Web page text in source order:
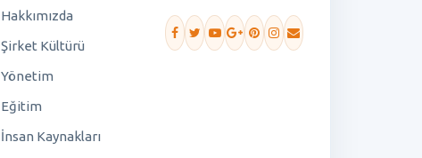
Hakkımızda
Şirket Kültürü
Yönetim
Eğitim
İnsan Kaynakları